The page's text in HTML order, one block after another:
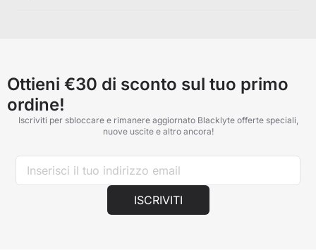
Ottieni €30 di sconto sul tuo primo
ordine!
Iscriviti per sbloccare e rimanere aggiornato Blacklyte offerte speciali,
nuove uscite e altro ancora!
ISCRIVITI